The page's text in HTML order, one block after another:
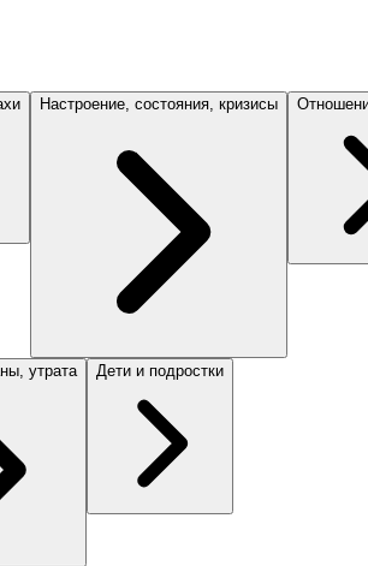
Настроение, состояния, кризисы
утрата Дети и подростки